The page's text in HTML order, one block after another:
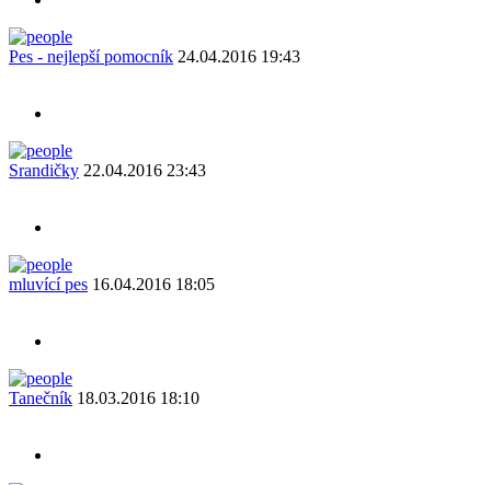
Pes - nejlepší pomocník 24.04.2016 19:43
Srandičky 22.04.2016 23:43
mluvící pes 16.04.2016 18:05
Tanečník 18.03.2016 18:10